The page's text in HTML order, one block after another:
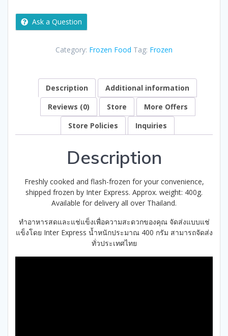
cooked
saffron
ข้าว
หมก
ผัก
quantity
Ask a Question
Category: Frozen Food Tag: Frozen
Description
Additional information
Reviews (0)
Store
More Offers
Store Policies
Inquiries
Description
Freshly cooked and flash-frozen for your convenience,
shipped frozen by Inter Express. Approx. weight: 400g.
Available for delivery all over Thailand.
ทำอาหารสดและแช่แข็งเพื่อความสะดวกของคุณ จัดส่งแบบแช่
แข็งโดย Inter Express น้ำหนักประมาณ 400 กรัม สามารถจัดส่ง
ทั่วประเทศไทย